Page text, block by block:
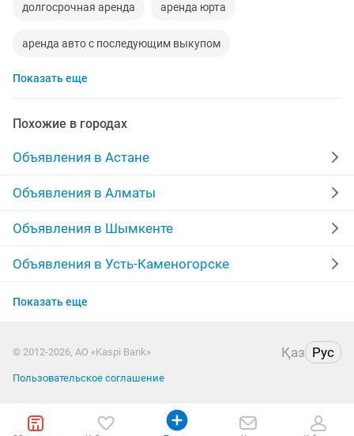
долгосрочная аренда аренда юрта
аренда авто с последующим выкупом
аренда палатки
аренда пылесоса аренда караоке
аренда лимузина аренда аппарата
аренда платьев аренда костюмов
аренда с водителем аренда минивен
аренда пушки
Показать еще
Похожие в городах
Объявления в Астане
Объявления в Алматы
Объявления в Шымкенте
Объявления в Усть-Каменогорске
Объявления в Актобе
Объявления в Таразе
Показать еще
© 2012-2026, АО «Kaspi Bank» Қаз Рус
Пользовательское соглашение